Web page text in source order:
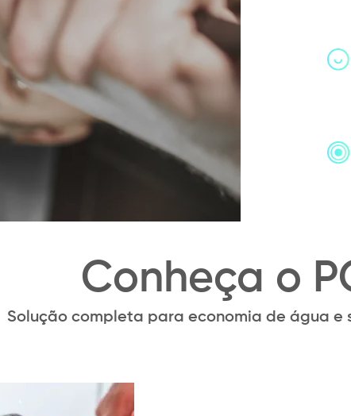
Conheça o
Solução completa para economia de água e